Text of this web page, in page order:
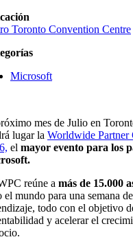
Toronto Convention Centre
Microsoft
mes de Julio en
lugar la Worldwide Partner
el mayor evento para los
reúne a más de 15.000
el mundo para una semana
todo con el objetivo
y acelerar el